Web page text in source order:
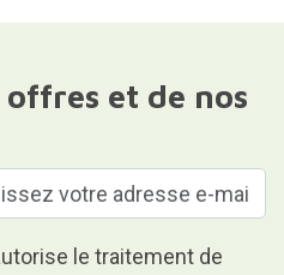
et de nos
le traitement de